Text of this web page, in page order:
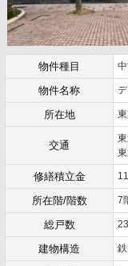
物件種目
物件名称
所在地
交通
修繕積立金
所在階/階数 7
総戸数
建物構造